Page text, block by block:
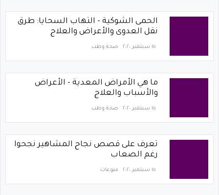
الحمى الشوكية - التهاب السحايا: طرق
نقل العدوى والأعراض والعلاج
١٥ سبتمبر ٢٠٢٠ صحة وطب
ما هي الأمراض المعدية - الأعراض
والأسباب والعلاج
١٥ سبتمبر ٢٠٢٠ صحة وطب
تعرف على قصص نجاح المشاهير نجحوا
رغم الصعاب
١٥ سبتمبر ٢٠٢٠ منوعات